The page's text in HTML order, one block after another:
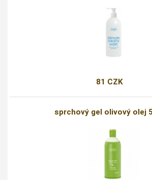
81 CZK
sprchový gel olivový olej